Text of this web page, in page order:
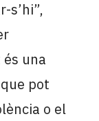
s’hi”,
una
pot
o el